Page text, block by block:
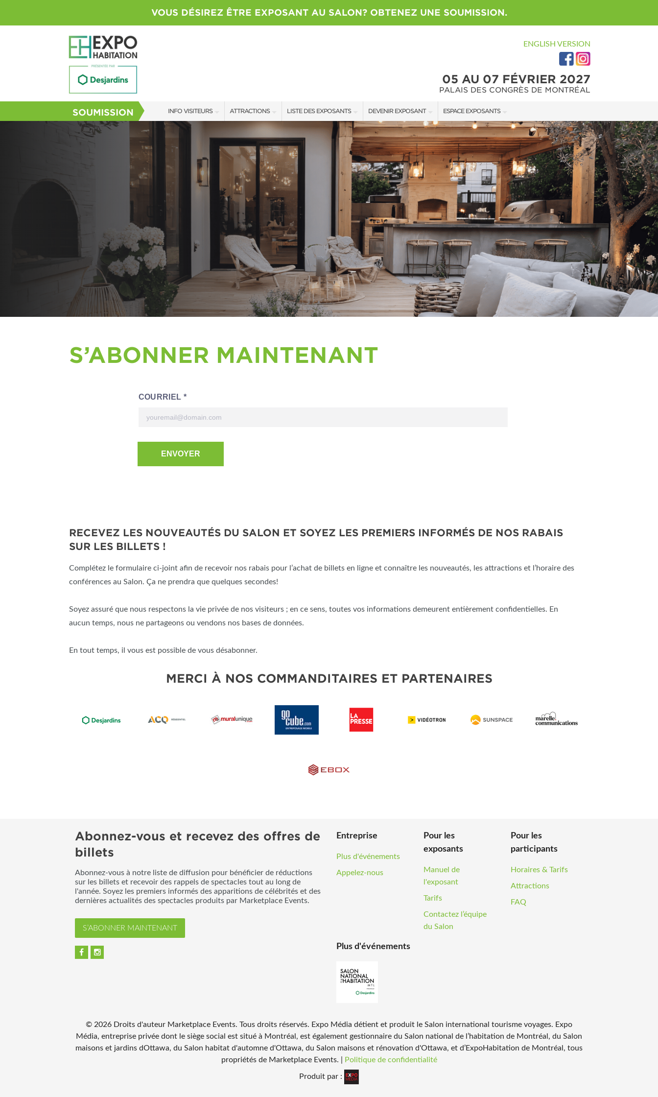
VOUS DÉSIREZ ÊTRE EXPOSANT AU SALON? OBTENEZ UNE SOUMISSION.
05 AU 07 FÉVRIER 2027
PALAIS DES CONGRÈS DE MONTRÉAL
SOUMISSION INFO VISITEURS
GUIDE DU SALON
FAQ
S’ABONNER MAINTENANT
ATTRACTIONS
ATTRACTIONS
CONCOURS
LISTE DES EXPOSANTS
EXPOSANTS
OFFRES SALON
NOUVEAUX PRODUITS
COMMANDITAIRES
DEVENIR EXPOSANT
BILAN DU SALON
CONTACTEZ L’ÉQUIPE DU SALON
TARIFS
OBTENIR UNE SOUMISSION
PLUS D'ÉVÉNEMENTS
ESPACE EXPOSANTS
MANUEL DE L'EXPOSANT
GUIDE MARKETING
ENGLISH VERSION
S’ABONNER MAINTENANT
RECEVEZ LES NOUVEAUTÉS DU SALON ET SOYEZ LES PREMIERS INFORMÉS DE NOS RABAIS
SUR LES BILLETS !
Complétez le formulaire ci-joint afin de recevoir nos rabais pour l’achat de billets en ligne et connaître les nouveautés, les attractions et l’horaire des
conférences au Salon. Ça ne prendra que quelques secondes!
Soyez assuré que nous respectons la vie privée de nos visiteurs ; en ce sens, toutes vos informations demeurent entièrement confidentielles. En
aucun temps, nous ne partageons ou vendons nos bases de données.
En tout temps, il vous est possible de vous désabonner.
MERCI À NOS COMMANDITAIRES ET PARTENAIRES
Abonnez-vous et recevez des offres de
billets
Abonnez-vous à notre liste de diffusion pour bénéficier de réductions
sur les billets et recevoir des rappels de spectacles tout au long de
l'année. Soyez les premiers informés des apparitions de célébrités et des
dernières actualités des spectacles produits par Marketplace Events.
S’ABONNER MAINTENANT
Entreprise
Plus d'événements
Appelez-nous
Pour les
exposants
Manuel de
l'exposant
Tarifs
Contactez l’équipe
du Salon
Pour les
participants
Horaires & Tarifs
Attractions
FAQ
Plus d'événements
© 2026 Droits d'auteur Marketplace Events. Tous droits réservés. Expo Média détient et produit le Salon international tourisme voyages. Expo
Média, entreprise privée dont le siège social est situé à Montréal, est également gestionnaire du Salon national de l’habitation de Montréal, du Salon
maisons et jardins dOttawa, du Salon habitat d'automne d'Ottawa, du Salon maisons et rénovation d'Ottawa, et d’ExpoHabitation de Montréal, tous
propriétés de Marketplace Events.
Politique de confidentialité
Produit par :